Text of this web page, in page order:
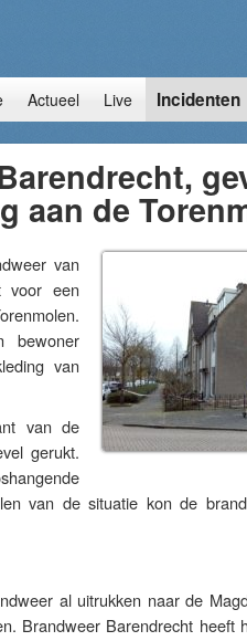
Actueel Live Incidenten
aan de
van
voor een
bewoner
van
van de
gerukt.
van de situatie kon de
al uitrukken naar de
Brandweer Barendrecht heeft